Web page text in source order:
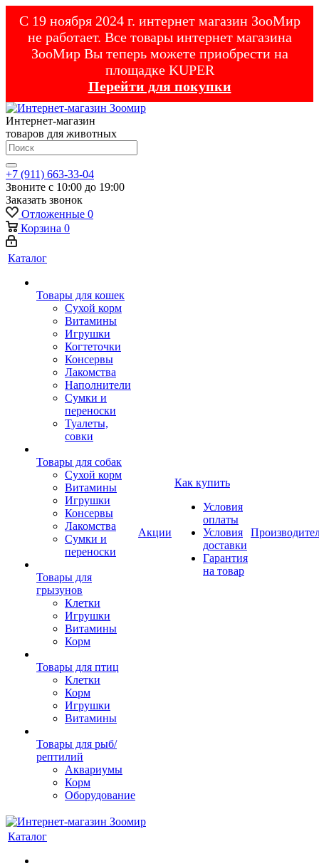
С 19 ноября 2024 г. интернет магазин ЗооМир
не работает. Все товары интернет магазина
ЗооМир Вы теперь можете приобрести на
площадке KUPER
Перейти для покупки
Интернет-магазин
товаров для животных
+7 (911) 663-33-04
Звоните с 10:00 до 19:00
Заказать звонок
Отложенные 0
Корзина 0
Каталог
Товары для кошек
Cухой корм
Витамины
Игрушки
Когтеточки
Консервы
Лакомства
Наполнители
Сумки и
переноски
Туалеты,
совки
Товары для собак
Cухой корм
Витамины
Игрушки
Консервы
Лакомства
Сумки и
переноски
Товары для
грызунов
Клетки
Игрушки
Витамины
Корм
Товары для птиц
Клетки
Корм
Игрушки
Витамины
Товары для рыб/
рептилий
Аквариумы
Корм
Оборудование
Акции
Как купить
Условия
оплаты
Условия
доставки
Гарантия
на товар
Каталог